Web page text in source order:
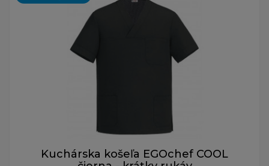
Kuchárska košeľa EGOchef COOL